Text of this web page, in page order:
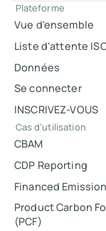
Plateforme
Vue d'ensemble
Liste d'attente
Données
Se connecter
INSCRIVEZ-VOUS
Cas d'utilisation
CBAM
CDP Reporting
Financed
Product Carbon
(PCF)